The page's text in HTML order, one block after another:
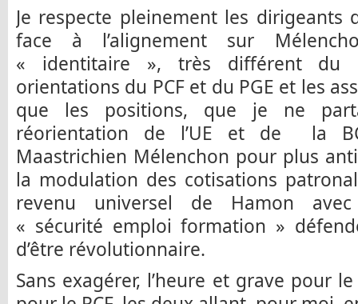
Je respecte pleinement les
face à l’alignement sur
« identitaire », très différent du
orientations du PCF et du PGE et les
que les positions, que je ne
réorientation de l’UE et de la
Maastrichien Mélenchon pour plus
la modulation des cotisations
revenu universel de Hamon avec
« sécurité emploi formation »
d’être révolutionnaire.
Sans exagérer, l’heure et grave pour